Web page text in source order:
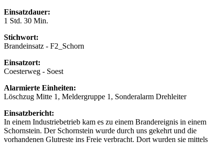
Einsatzdauer:
1 Std. 30 Min.
Stichwort:
Brandeinsatz - F2_Schorn
Einsatzort:
Coesterweg - Soest
Alarmierte Einheiten:
Löschzug Mitte 1, Meldergruppe 1, Sonderalarm Drehleiter
Einsatzbericht:
In einem Industriebetrieb kam es zu einem Brandereignis in einem
Schornstein. Der Schornstein wurde durch uns gekehrt und die
vorhandenen Glutreste ins Freie verbracht. Dort wurden sie mittels